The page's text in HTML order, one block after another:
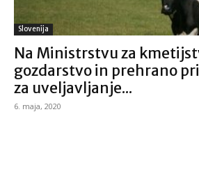
Slovenija
Na Ministrstvu za
gozdarstvo in prehrano
za uveljavljanje...
6. maja, 2020